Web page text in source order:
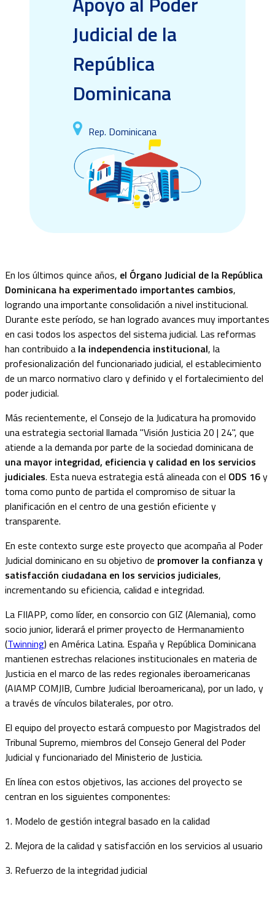
Judicial de la
República
Dominicana
Rep. Dominicana
En los últimos quince años, el Órgano Judicial de la República
Dominicana ha experimentado importantes cambios,
logrando una importante consolidación a nivel institucional.
Durante este período, se han logrado avances muy importantes
en casi todos los aspectos del sistema judicial. Las reformas
han contribuido a la independencia institucional, la
profesionalización del funcionariado judicial, el establecimiento
de un marco normativo claro y definido y el fortalecimiento del
poder judicial.
Más recientemente, el Consejo de la Judicatura ha promovido
una estrategia sectorial llamada "Visión Justicia 20 | 24", que
atiende a la demanda por parte de la sociedad dominicana de
una mayor integridad, eficiencia y calidad en los servicios
judiciales. Esta nueva estrategia está alineada con el ODS 16y
toma como punto de partida el compromiso de situar la
planificación en el centro de una gestión eficiente y
transparente.
En este contexto surge este proyecto que acompaña al Poder
Judicial dominicano en su objetivo de promover la confianza y
satisfacción ciudadana en los servicios judiciales,
incrementando su eficiencia, calidad e integridad.
La FIIAPP, como líder, en consorcio con GIZ (Alemania), como
socio junior, liderará el primer proyecto de Hermanamiento
(Twinning) en América Latina. España y República Dominicana
mantienen estrechas relaciones institucionales en materia de
Justicia en el marco de las redes regionales iberoamericanas
(AIAMP COMJIB, Cumbre Judicial Iberoamericana), por un lado, y
a través de vínculos bilaterales, por otro.
El equipo del proyecto estará compuesto por Magistrados del
Tribunal Supremo, miembros del Consejo General del Poder
Judicial y funcionariado del Ministerio de Justicia.
En línea con estos objetivos, las acciones del proyecto se
centran en los siguientes componentes:
1. Modelo de gestión integral basado en la calidad
2. Mejora de la calidad y satisfacción en los servicios al usuario
3. Refuerzo de la integridad judicial